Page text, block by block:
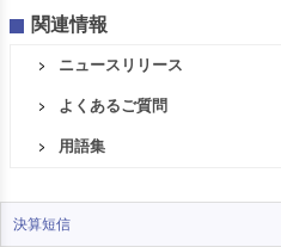
関連情報
ニュースリリース
よくあるご質問
用語集
決算短信